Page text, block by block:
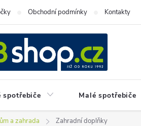
Obchodní podmínky Kontakty
spotřebiče Malé spotřebiče
a zahrada Zahradní doplňky